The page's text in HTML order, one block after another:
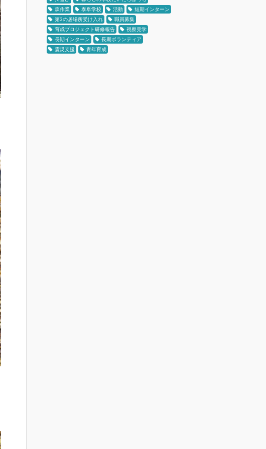
森作業
泰阜学校 活動
短期インターン
第3の居場所受け入れ
職員募集
育成プロジェクト研修報告
視察見学
長期インターン
長期ボランティア
震災支援
青年育成